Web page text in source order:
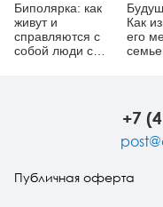
Биполярка: как
живут и
справляются с
собой люди с
Как
его
+7
Публичная оферта